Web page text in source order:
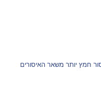
חמץ יותר משאר האיסורים